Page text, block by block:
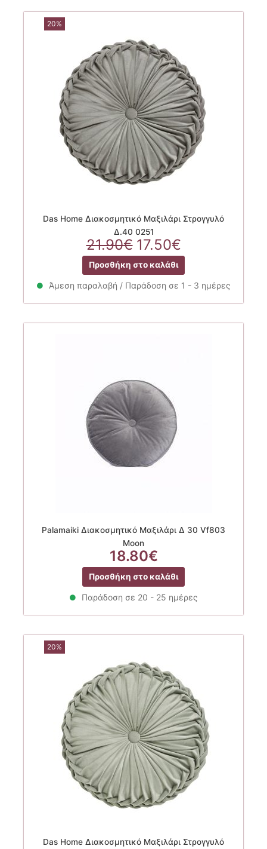
20%
Das Home Διακοσμητικό Μαξιλάρι Στρογγυλό
Δ.40 0251
21.90€ Original
price
was:
21.90€.
17.50€Η
τρέχουσα
τιμή
είναι:
Προσθήκη στο καλάθι
Άμεση παραλαβή / Παράδοση σε 1 - 3 ημέρες
Palamaiki Διακοσμητικό Μαξιλάρι Δ 30 Vf803
Moon
18.80€
Προσθήκη στο καλάθι
Παράδοση σε 20 - 25 ημέρες
20%
Das Home Διακοσμητικό Μαξιλάρι Στρογγυλό